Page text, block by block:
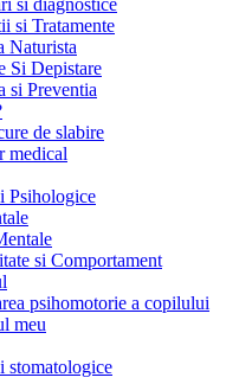
si diagnostice
si Tratamente
Naturista
Si Depistare
si Preventia
de slabire
medical
Psihologice
si Comportament
psihomotorie a copilului
meu
stomatologice